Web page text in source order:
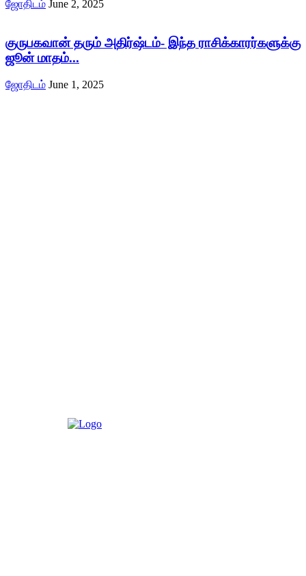
ஜோதிடம் June 2, 2025
குருபகவான் தரும் அதிர்ஷ்டம்- இந்த ராசிக்காரர்களுக்கு
ஜூன் மாதம்...
ஜோதிடம் June 1, 2025